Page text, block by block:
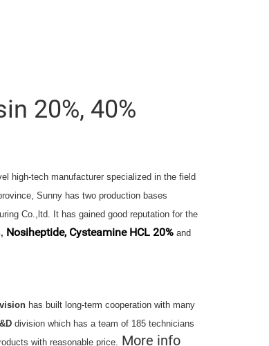
20%, 40%
high-tech manufacturer specialized in the field
Sunny has two production bases
Co.,ltd. It has gained good reputation for the
Nosiheptide, Cysteamine HCL 20% and
has built long-term cooperation with many
division which has a team of 185 technicians
with reasonable price. More info